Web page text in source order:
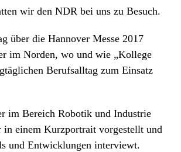
wir den NDR bei uns zu Besuch.
über die Hannover Messe 2017
im Norden, wo und wie „Kollege
Berufsalltag zum Einsatz
im Bereich Robotik und Industrie
einem Kurzportrait vorgestellt und
und Entwicklungen interviewt.